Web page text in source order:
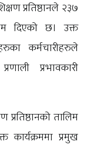
प्रतिष्ठानले २३७
दिएको छ। उक्त
कर्मचारीहरुले
प्रभावकारी
तालिम
प्रमुख